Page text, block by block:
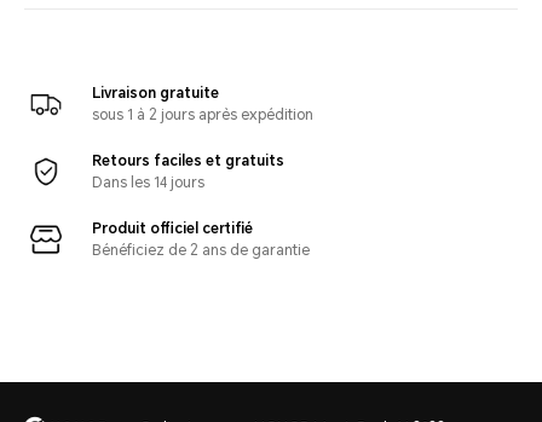
Livraison gratuite
sous 1 à 2 jours après expédition
Retours faciles et gratuits
Dans les 14 jours
Produit officiel certifié
Bénéficiez de 2 ans de garantie